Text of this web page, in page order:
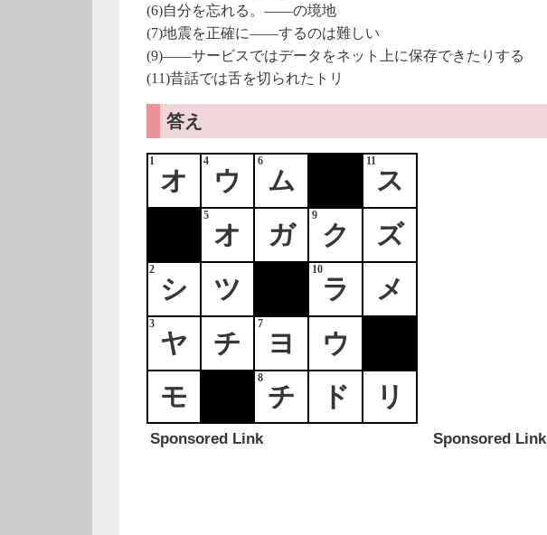
(6)自分を忘れる。――の境地
(7)地震を正確に――するのは難しい
(9)――サービスではデータをネット上に保存できたりする
(11)昔話では舌を切られたトリ
答え
1 4 6 11
5 9
2 10
3 7
8
オ ウ ム
ス
オ
ガ ク
ズ
シ
ツ ラ
メ
ヤ
チ ヨ
ウ
モ
チ ド リ
Sponsored Link Sponsored Link